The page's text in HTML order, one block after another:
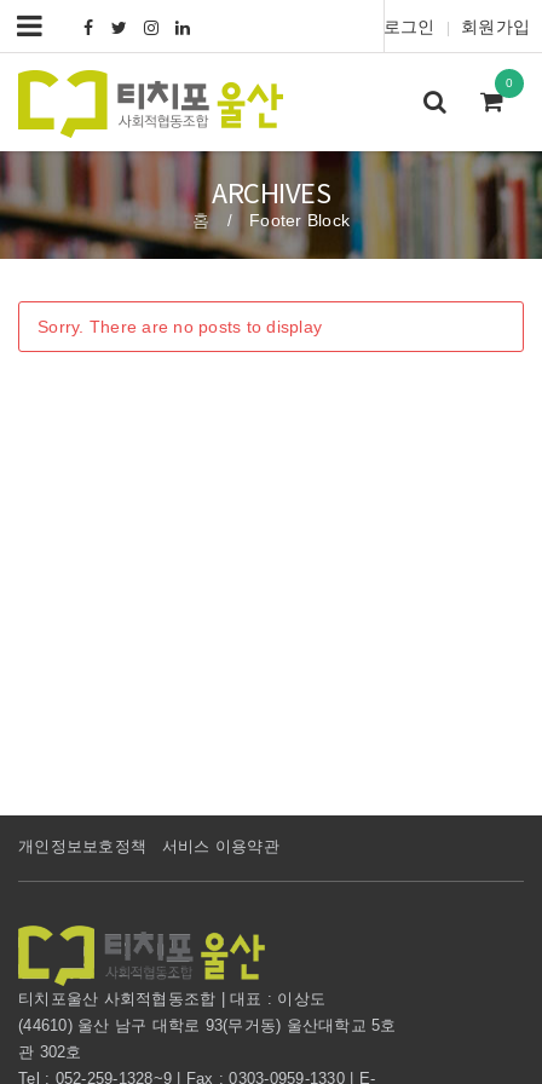
로그인 회원가입
0
ARCHIVES
홈 / Footer Block
Sorry. There are no posts to display
개인정보보호정책 서비스 이용약관
티치포울산 사회적협동조합 | 대표 : 이상도
(44610) 울산 남구 대학로 93(무거동) 울산대학교 5호
관 302호
Tel : 052-259-1328~9 | Fax : 0303-0959-1330 | E-